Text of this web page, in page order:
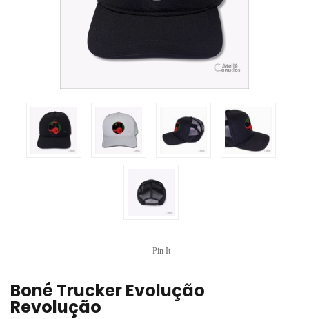
Pin It
Boné Trucker Evolução
Revolução